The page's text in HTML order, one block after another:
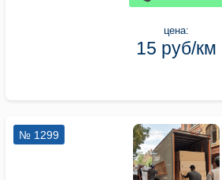
цена:
15 руб/км
№ 1299